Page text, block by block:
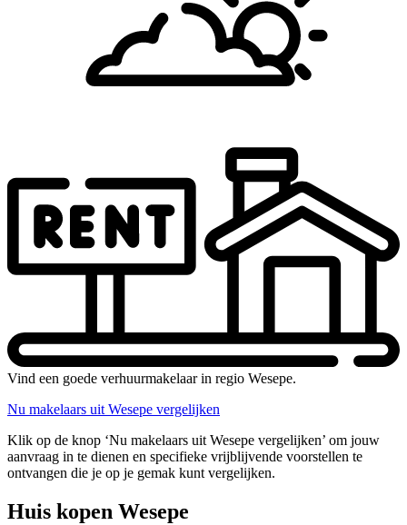
Vind een goede verhuurmakelaar in regio Wesepe.
Nu makelaars uit Wesepe vergelijken
Klik op de knop ‘Nu makelaars uit Wesepe vergelijken’ om jouw
aanvraag in te dienen en specifieke vrijblijvende voorstellen te
ontvangen die je op je gemak kunt vergelijken.
Huis kopen Wesepe